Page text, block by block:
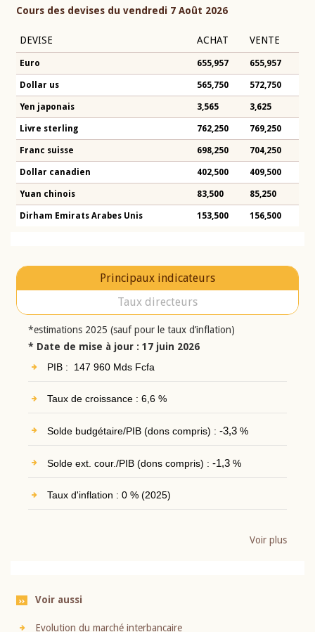
Cours des devises du vendredi 7 Août 2026
DEVISE ACHAT VENTE
Euro 655,957 655,957
Dollar us 565,750 572,750
Yen japonais 3,565 3,625
Livre sterling 762,250 769,250
Franc suisse 698,250 704,250
Dollar canadien 402,500 409,500
Yuan chinois 83,500 85,250
Dirham Emirats Arabes Unis 153,500 156,500
Principaux indicateurs
Taux directeurs
*estimations 2025 (sauf pour le taux d’inflation)
* Date de mise à jour : 17 juin 2026
PIB : 147 960 Mds Fcfa
Taux de croissance : 6,6 %
Solde budgétaire/PIB (dons compris) : -3,3%
Solde ext. cour./PIB (dons compris) : -1,3%
Taux d'inflation : 0 % (2025)
Voir plus
Voir aussi
Evolution du marché interbancaire